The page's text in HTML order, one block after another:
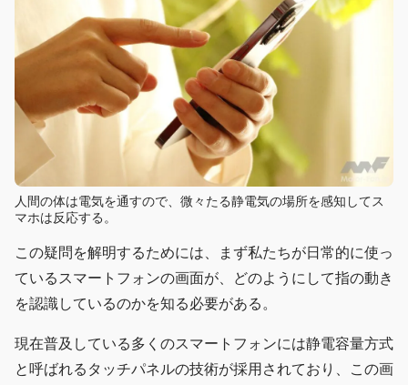
人間の体は電気を通すので、微々たる静電気の場所を感知してス
マホは反応する。
この疑問を解明するためには、まず私たちが日常的に使っ
ているスマートフォンの画面が、どのようにして指の動き
を認識しているのかを知る必要がある。
現在普及している多くのスマートフォンには静電容量方式
と呼ばれるタッチパネルの技術が採用されており、この画